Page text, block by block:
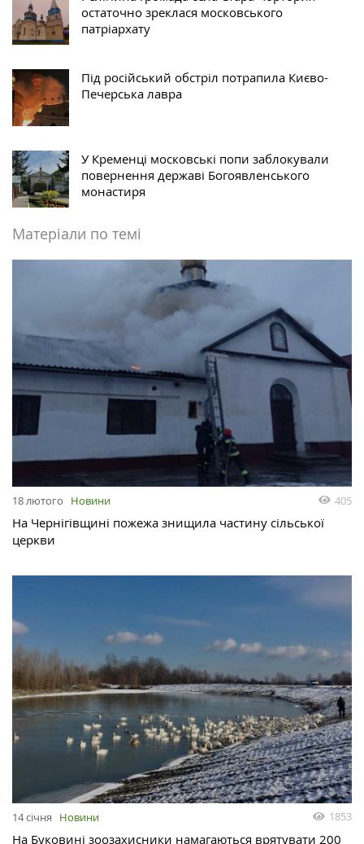
остаточно зреклася московського
патріархату
Під російський обстріл потрапила Києво-
Печерська лавра
У Кременці московські попи заблокували
повернення державі Богоявленського
монастиря
Матеріали по темі
18 лютого Новини 405
На Чернігівщині пожежа знищила частину сільської
церкви
14 січня Новини 1853
На Буковині зоозахисники намагаються врятувати 200